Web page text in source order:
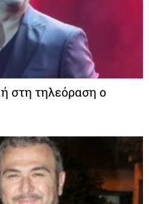
στη τηλεόραση ο